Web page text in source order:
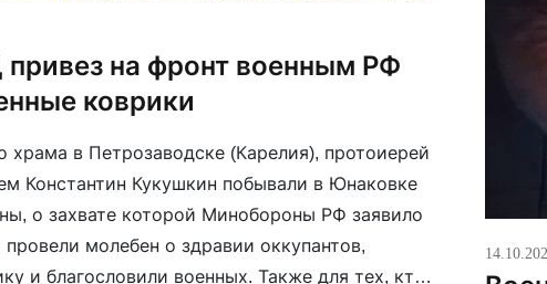
на фронт военным РФ
коврики
храма в Петрозаводске (Карелия), протоиерей
Константин Кукушкин побывали в Юнаковке
о захвате которой Минобороны РФ заявило
молебен о здравии оккупантов,
и благословили военных. Также для тех, кто